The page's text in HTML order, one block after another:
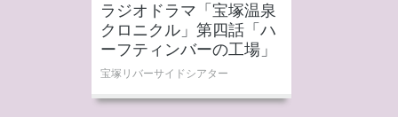
ラジオドラマ「宝塚温泉
クロニクル」第四話「ハ
ーフティンバーの工場」
宝塚リバーサイドシアター